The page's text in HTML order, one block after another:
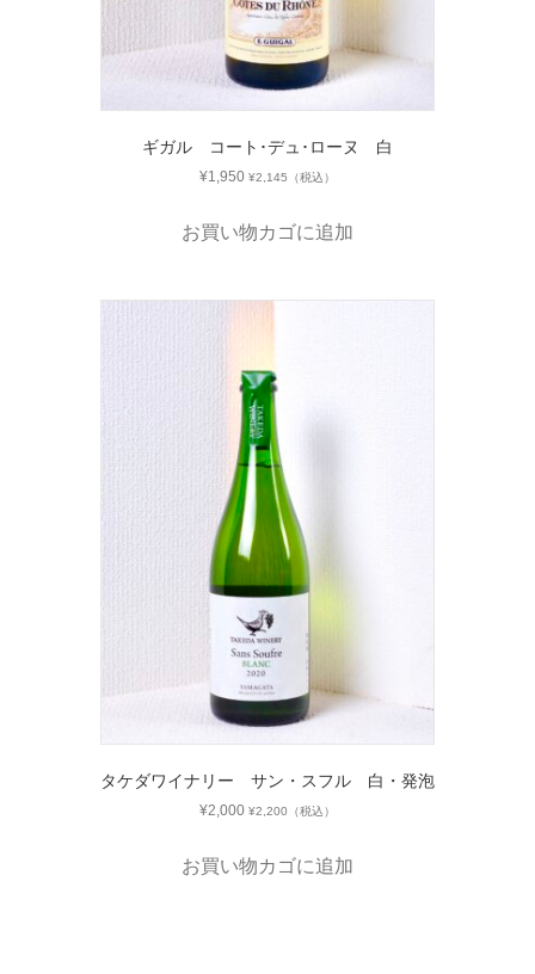
ギガル コート･デュ･ローヌ 白
¥1,950 ¥2,145 （税込）
お買い物カゴに追加
タケダワイナリー サン・スフル 白・発泡
¥2,000 ¥2,200 （税込）
お買い物カゴに追加